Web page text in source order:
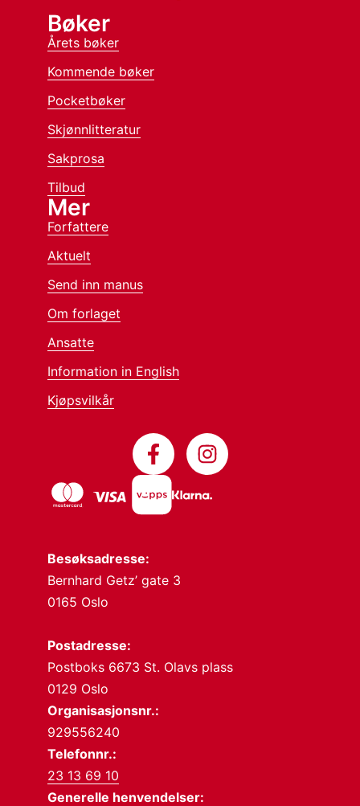
Besøksadresse:
Bernhard Getz’ gate 3
0165 Oslo
Postadresse:
Postboks 6673 St. Olavs plass
0129 Oslo
Organisasjonsnr.:
929556240
Telefonnr.:
23 13 69 10
Generelle henvendelser:
Bøker
Årets bøker
Kommende bøker
Pocketbøker
Skjønnlitteratur
Sakprosa
Tilbud
Mer
Forfattere
Aktuelt
Send inn manus
Om forlaget
Ansatte
Information in English
Kjøpsvilkår